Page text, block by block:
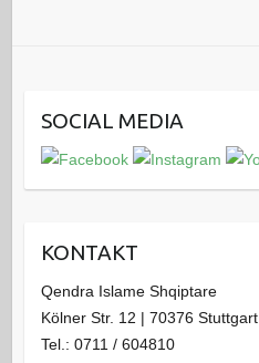
SOCIAL MEDIA
KONTAKT
Qendra Islame Shqiptare
Kölner Str. 12 | 70376 Stuttgart
Tel.: 0711 / 604810